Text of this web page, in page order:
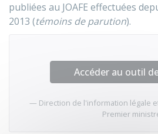
publiées au JOAFE effectuées
2013 (témoins de parution).
Accéder au outil
Direction de l'information légale
Premier